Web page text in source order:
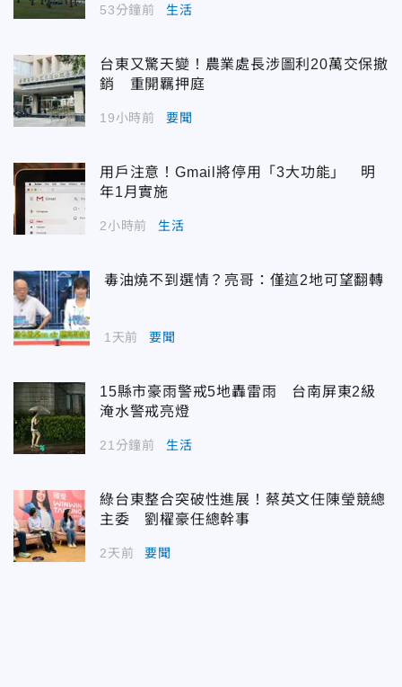
53分鐘前 生活
台東又驚天變！農業處長涉圖利20萬交保撤
銷 重開羈押庭
19小時前 要聞
用戶注意！Gmail將停用「3大功能」 明
年1月實施
2小時前 生活
毒油燒不到選情？亮哥：僅這2地可望翻轉
1天前 要聞
15縣市豪雨警戒5地轟雷雨 台南屏東2級
淹水警戒亮燈
21分鐘前 生活
綠台東整合突破性進展！蔡英文任陳瑩競總
主委 劉櫂豪任總幹事
2天前 要聞